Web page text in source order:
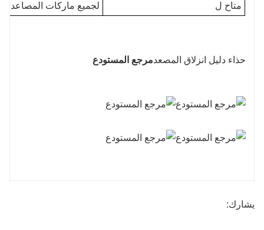
متاح ل
لجميع ماركات المصاعد
حذاء دليل انزلاق المصعدمرجع المستودع
يشارك: